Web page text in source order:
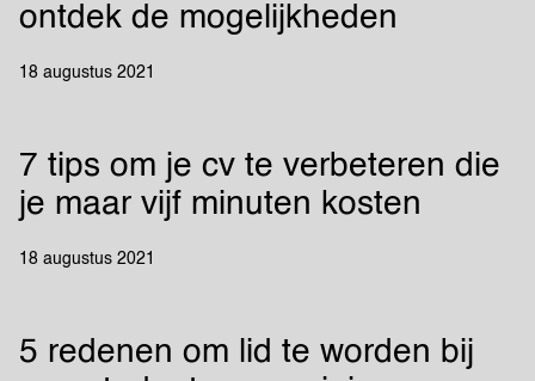
ontdek de mogelijkheden
18 augustus 2021
7 tips om je cv te verbeteren die
je maar vijf minuten kosten
18 augustus 2021
5 redenen om lid te worden bij